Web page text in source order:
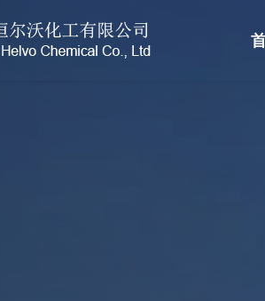
环-活性氧化铝-拉西环-波纹规整